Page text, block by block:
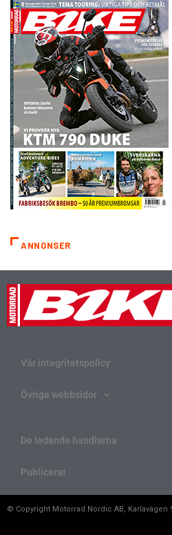
ANNONSER
Vår integritetspolicy
Övriga webbsidor
De ledande handlarna
Publicerat
© Copyright Motorrad Nordic AB, Karlavägen